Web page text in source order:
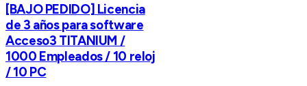
[BAJO PEDIDO] Licencia
de 3 años para software
Acceso3 TITANIUM /
1000 Empleados / 10 reloj
/ 10 PC